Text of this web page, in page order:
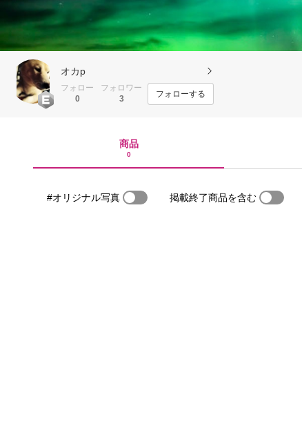
オカp
フォロー
0
フォロワー
3
フォローする
商品
0
#オリジナル写真 掲載終了商品を含む